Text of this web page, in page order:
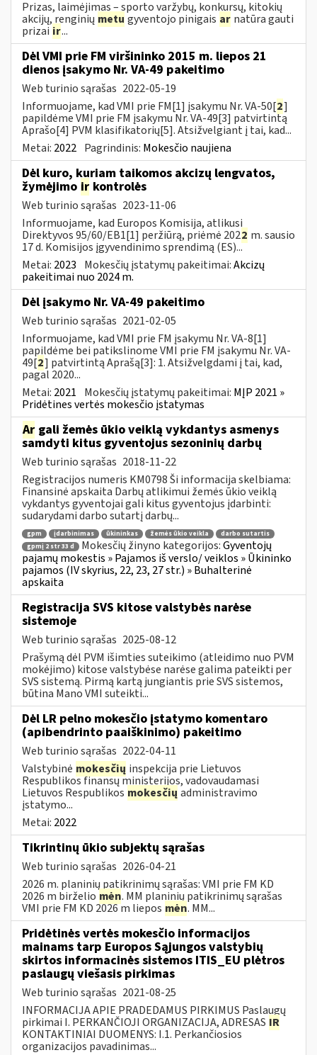
Prizas, laimėjimas – sporto varžybų, konkursų, kitokių
akcijų, renginių metu gyventojo pinigais ar natūra gauti
prizai ir...
Dėl VMI prie FM viršininko 2015 m. liepos 21
dienos įsakymo Nr. VA-49 pakeitimo
Web turinio sąrašas 2022-05-19
Informuojame, kad VMI prie FM[1] įsakymu Nr. VA-50[2]
papildėme VMI prie FM įsakymu Nr. VA-49[3] patvirtintą
Aprašo[4] PVM klasifikatorių[5]. Atsižvelgiant į tai, kad...
Metai: 2022 Pagrindinis: Mokesčio naujiena
Dėl kuro, kuriam taikomos akcizų lengvatos,
žymėjimo ir kontrolės
Web turinio sąrašas 2023-11-06
Informuojame, kad Europos Komisija, atlikusi
Direktyvos 95/60/EB1[1] peržiūrą, priėmė 2022 m. sausio
17 d. Komisijos įgyvendinimo sprendimą (ES)...
Metai: 2023 Mokesčių įstatymų pakeitimai:Akcizų
pakeitimai nuo 2024 m.
Dėl įsakymo Nr. VA-49 pakeitimo
Web turinio sąrašas 2021-02-05
Informuojame, kad VMI prie FM įsakymu Nr. VA-8[1]
papildėme bei patikslinome VMI prie FM įsakymu Nr. VA-
49[2] patvirtintą Aprašą[3]: 1. Atsižvelgdami į tai, kad,
pagal 2020...
Metai: 2021 Mokesčių įstatymų pakeitimai: MĮP 2021 »
Pridėtines vertės mokesčio įstatymas
Ar gali žemės ūkio veiklą vykdantys asmenys
samdyti kitus gyventojus sezoninių darbų
Web turinio sąrašas 2018-11-22
Registracijos numeris KM0798 Ši informacija skelbiama:
Finansinė apskaita Darbų atlikimui žemės ūkio veiklą
vykdantys gyventojai gali kitus gyventojus įdarbinti:
sudarydami darbo sutartį darbų...
gpm įdarbinimas ūkininkas žemės ūkio veikla
darbo sutartis
gpmį 2 str 33 d
Mokesčių žinyno kategorijos:Gyventojų
pajamų mokestis » Pajamos iš verslo/ veiklos » Ūkininko
pajamos (IV skyrius, 22, 23, 27 str.) » Buhalterinė
apskaita
Registracija SVS kitose valstybės narėse
sistemoje
Web turinio sąrašas 2025-08-12
Prašymą dėl PVM išimties suteikimo (atleidimo nuo PVM
mokėjimo) kitose valstybėse narėse galima pateikti per
SVS sistemą. Pirmą kartą jungiantis prie SVS sistemos,
būtina Mano VMI suteikti...
Dėl LR pelno mokesčio įstatymo komentaro
(apibendrinto paaiškinimo) pakeitimo
Web turinio sąrašas 2022-04-11
Valstybinė mokesčių inspekcija prie Lietuvos
Respublikos finansų ministerijos, vadovaudamasi
Lietuvos Respublikos mokesčių administravimo
įstatymo...
Metai: 2022
Tikrintinų ūkio subjektų sąrašas
Web turinio sąrašas 2026-04-21
2026 m. planinių patikrinimų sąrašas: VMI prie FM KD
2026 m birželio mėn. MM planinių patikrinimų sąrašas
VMI prie FM KD 2026 m liepos mėn. MM...
Pridėtinės vertės mokesčio informacijos
mainams tarp Europos Sąjungos valstybių
skirtos informacinės sistemos ITIS_EU plėtros
paslaugų viešasis pirkimas
Web turinio sąrašas 2021-08-25
INFORMACIJA APIE PRADEDAMUS PIRKIMUS Paslaugų
pirkimai I. PERKANČIOJI ORGANIZACIJA, ADRESAS IR
KONTAKTINIAI DUOMENYS: I.1. Perkančiosios
organizacijos pavadinimas...